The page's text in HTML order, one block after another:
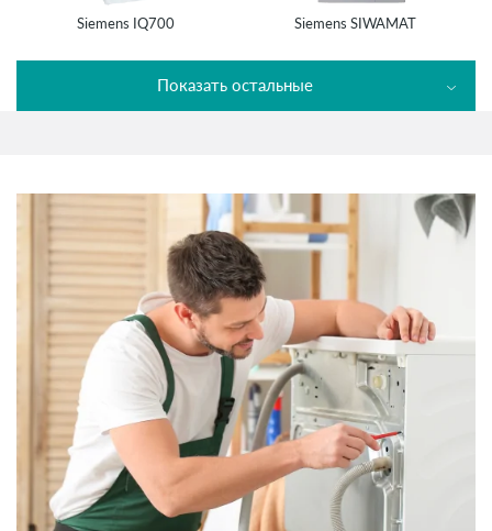
Siemens IQ700 Siemens SIWAMAT
Показать остальные